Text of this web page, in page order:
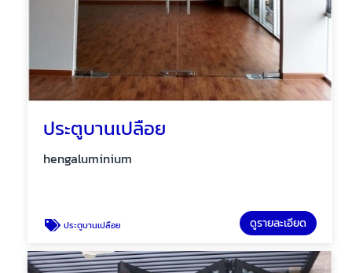
ประตูบานเปลือย
hengaluminium
ประตูบานเปลือย ดูรายละเอียด